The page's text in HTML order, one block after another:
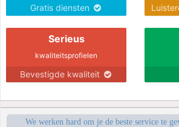
Gratis diensten
Serieus
kwaliteitsprofielen
Bevestigde kwaliteit
We werken hard om je de beste service te